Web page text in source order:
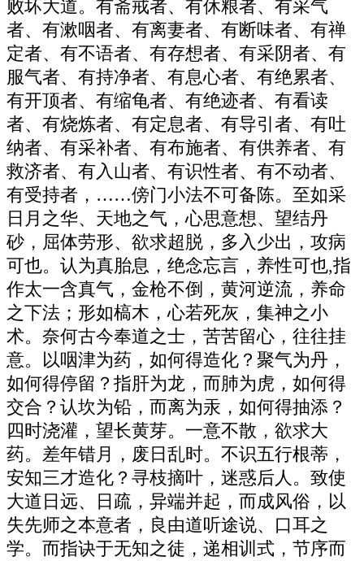
败坏大道。有斋戒者、有休粮者、有采气
者、有漱咽者、有离妻者、有断味者、有禅
定者、有不语者、有存想者、有采阴者、有
服气者、有持净者、有息心者、有绝累者、
有开顶者、有缩龟者、有绝迹者、有看读
者、有烧炼者、有定息者、有导引者、有吐
纳者、有采补者、有布施者、有供养者、有
救济者、有入山者、有识性者、有不动者、
有受持者，……傍门小法不可备陈。至如采
日月之华、天地之气，心思意想、望结丹
砂，屈体劳形、欲求超脱，多入少出，攻病
可也。认为真胎息，绝念忘言，养性可也,指
作太一含真气，金枪不倒，黄河逆流，养命
之下法；形如槁木，心若死灰，集神之小
术。奈何古今奉道之士，苦苦留心，往往挂
意。以咽津为药，如何得造化？聚气为丹，
如何得停留？指肝为龙，而肺为虎，如何得
交合？认坎为铅，而离为汞，如何得抽添？
四时浇灌，望长黄芽。一意不散，欲求大
药。差年错月，废日乱时。不识五行根蒂，
安知三才造化？寻枝摘叶，迷惑后人。致使
大道日远、日疏，异端并起，而成风俗，以
失先师之本意者，良由道听途说、口耳之
学。而指诀于无知之徒，递相训式，节序而